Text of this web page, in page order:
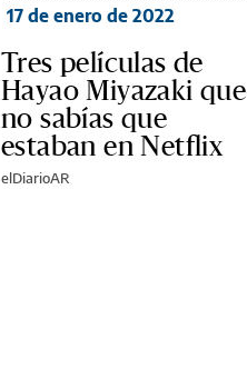
17 de enero de 2022
Tres películas de
Hayao Miyazaki que
no sabías que
estaban en Netflix
elDiarioAR